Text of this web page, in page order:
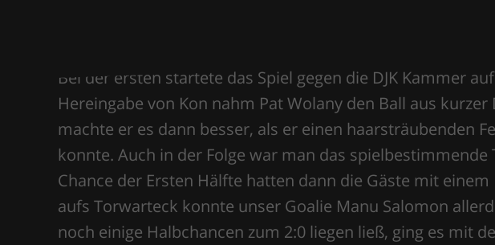
Bei der ersten startete das Spiel gegen die DJK Kammer
Hereingabe von Kon nahm Pat Wolany den Ball aus
machte er es dann besser, als er einen haarsträubenden
konnte. Auch in der Folge war man das
Chance der Ersten Hälfte hatten dann die Gäste mit
aufs Torwarteck konnte unser Goalie Manu Salomon
noch einige Halbchancen zum 2:0 liegen ließ, ging es mit